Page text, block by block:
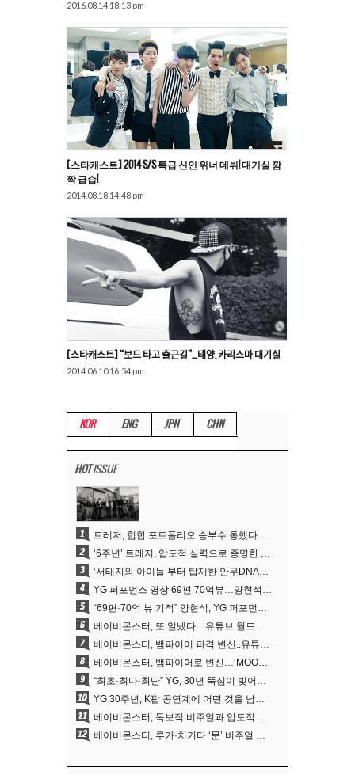
2016.08.14 18:13 pm
[스타캐스트] 2014 S/S 특급 신인 위너 데뷔! 대기실 깜
짝 급습!
2014.08.18 14:48 pm
[스타캐스트] “보드 타고 출근길”…태양, 카리스마 대기실
2014.06.10 16:54 pm
KOR ENG JPN CHN
HOTISSUE
1 트레저, 힙합 포트폴리오 승부수 통했다…데뷔 6주년 새 도약
2 ‘6주년’ 트레저, 압도적 실력으로 증명한 ‘YG의 보물’ 진가
3 ‘서태지와 아이들’부터 탑재한 안무DNA…양현석, YG 퍼포먼스 비디오 70억 뷰 신화의 시작
4 YG 퍼포먼스 영상 69편 70억뷰…양현석 제작 철학 통했다
5 “69편·70억 뷰 기적” 양현석, YG 퍼포먼스 비디오 100% 직접 만든 이유
6 베이비몬스터, 또 일냈다…유튜브 월드와이드 1위
7 베이비몬스터, 뱀파이어 파격 변신..유튜브 트렌딩 1위 직행
8 베이비몬스터, 뱀파이어로 변신…‘MOON’으로 찍은 3개월 프로젝트
9 “최초·최다·최단” YG, 30년 뚝심이 빚어낸 K팝 투어의 새 지평
10 YG 30주년, K팝 공연계에 어떤 것을 남겼나
11 베이비몬스터, 독보적 비주얼과 압도적 소화력..’MOON’
12 베이비몬스터, 루카·치키타 ‘문’ 비주얼 공개…절제된 카리스마·유니크 비주얼